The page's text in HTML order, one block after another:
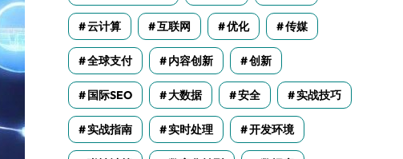
云计算 互联网 优化 传媒
全球支付 内容创新 创新
国际SEO 大数据 安全 实战技巧
实战指南 实时处理 开发环境